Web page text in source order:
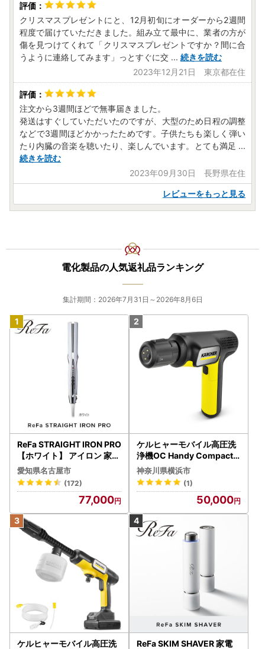
クリスマスプレゼントにと、12月初旬にオーダーから2週間
程度で届けていただきました。組み立て最中に、業者の方が
傷を見つけてくれて「クリスマスプレゼントですか？間に合
うように連絡してみます」っとすぐに交 ... 続きを読む
2023年12月21日 東京都在住
注文から3週間ほどで無事届きました。
発送はすぐしていただいたのですが、大型のため日程の調整
などで3週間ほどかかったためです。子供たちも楽しく弾い
たり内臓の音楽を聴いたり、楽しんでいます。とても満足 ...
続きを読む
2023年09月30日 長野県在住
レビューをもっと見る
電化製品の人気返礼品ランキング
集計期間：2026年7月31日～2026年8月6日
ReFa STRAIGHT IRON PRO
【ホワイト】 アイロン 家電
美容 リファ アイロン
愛知県名古屋市
(172)
77,000
ケルヒャーモバイル高圧洗
浄機OC Handy Compact
（ハンディエア） APV000
7
神奈川県横浜市
(1)
50,000
ケルヒャーモバイル高圧洗 ReFa SKIM SHAVER 家電